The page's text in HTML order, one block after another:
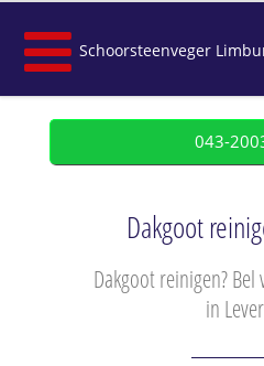
Schoorsteenveger
043-
Dakgoot
Dakgoot reinigen?
in